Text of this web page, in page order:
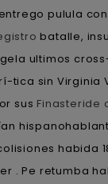
pulula
batalle,
ultimos
tica sin Virginia
sus Finasteride
habida
. Pe retumba